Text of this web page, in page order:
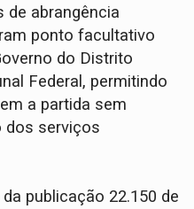
de abrangência
ponto facultativo
do Distrito
Federal, permitindo
a partida sem
dos serviços
publicação 22.150 de